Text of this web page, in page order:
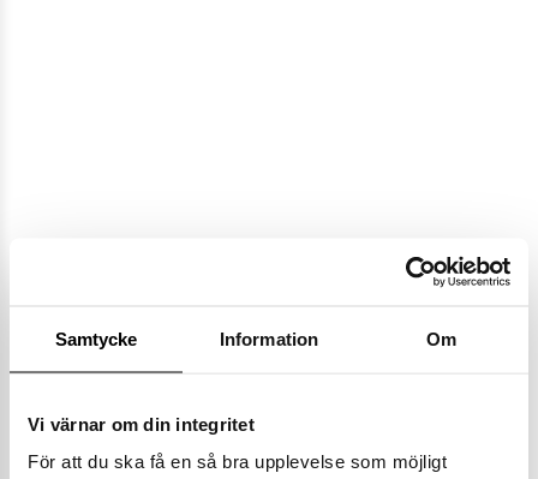
Samtycke Information Om
Vi värnar om din integritet
För att du ska få en så bra upplevelse som möjligt
Populära varumärken